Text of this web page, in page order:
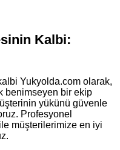
Kalbi:
Yukyolda.com olarak,
benimseyen bir ekip
yükünü güvenle
Profesyonel
müşterilerimize en iyi